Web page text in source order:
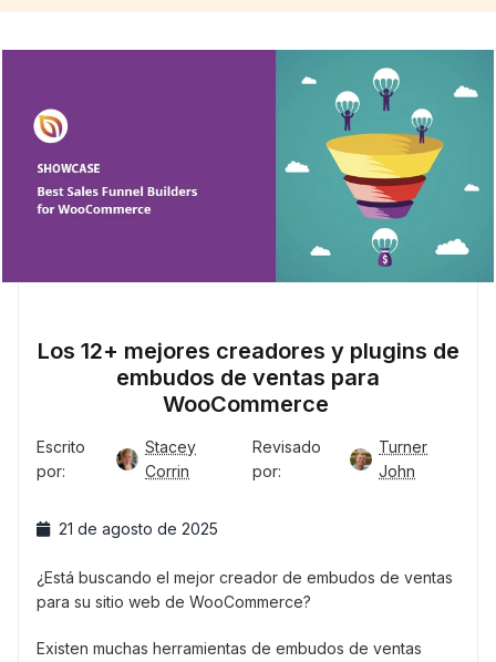
Los 12+ mejores creadores y plugins de
embudos de ventas para
WooCommerce
Escrito
por:
Stacey
Corrin
Revisado
por:
Turner
John
21 de agosto de 2025
¿Está buscando el mejor creador de embudos de ventas
para su sitio web de WooCommerce?
Existen muchas herramientas de embudos de ventas